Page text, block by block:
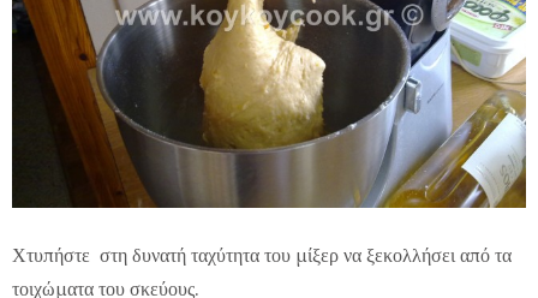
Χτυπήστε στη δυνατή ταχύτητα του μίξερ να ξεκολλήσει από τα
τοιχώματα του σκεύους.